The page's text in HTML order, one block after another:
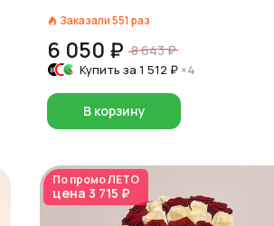
Заказали551 раз
6 050 ₽ 8 643 ₽
Купить за 1 512 ₽ ×4
В корзину
По промоЛЕТО
цена 3 715 ₽